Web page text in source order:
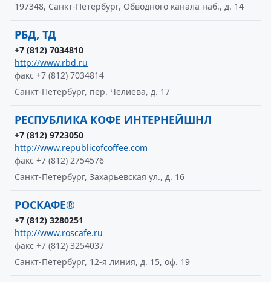
197348, Санкт-Петербург, Обводного канала наб., д. 14
РБД, ТД
+7 (812) 7034810
http://www.rbd.ru
факс +7 (812) 7034814
Санкт-Петербург, пер. Челиева, д. 17
РЕСПУБЛИКА КОФЕ ИНТЕРНЕЙШНЛ
+7 (812) 9723050
http://www.republicofcoffee.com
факс +7 (812) 2754576
Санкт-Петербург, Захарьевская ул., д. 16
РОСКАФЕ®
+7 (812) 3280251
http://www.roscafe.ru
факс +7 (812) 3254037
Санкт-Петербург, 12-я линия, д. 15, оф. 19